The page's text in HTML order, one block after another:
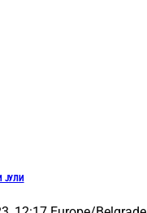
ЈУЛИ